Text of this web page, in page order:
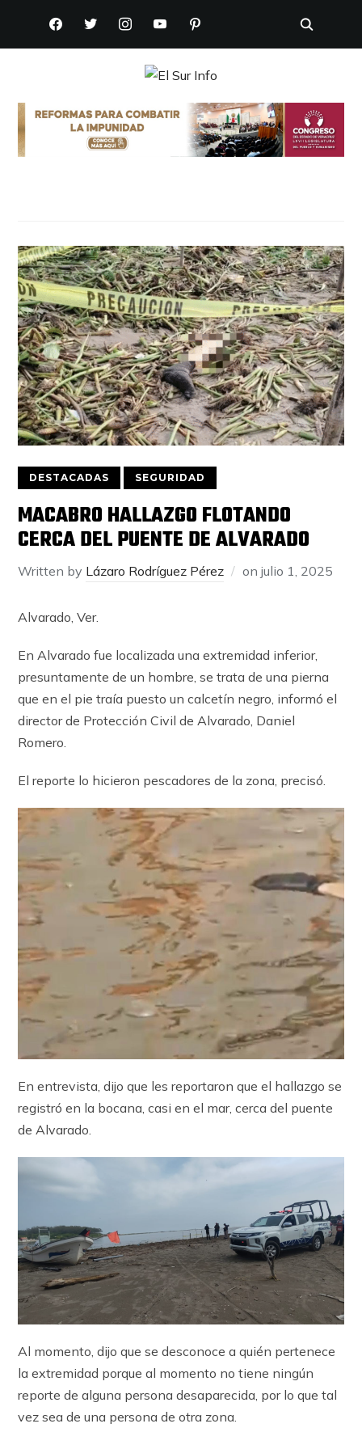
FACEBOOKTWITTERINSTAGRAMYOUTUBEPINTEREST
DESTACADAS SEGURIDAD
MACABRO HALLAZGO FLOTANDO
CERCA DEL PUENTE DE ALVARADO
Written by Lázaro Rodríguez Pérez onjulio 1, 2025
Alvarado, Ver.
En Alvarado fue localizada una extremidad inferior,
presuntamente de un hombre, se trata de una pierna
que en el pie traía puesto un calcetín negro, informó el
director de Protección Civil de Alvarado, Daniel
Romero.
El reporte lo hicieron pescadores de la zona, precisó.
En entrevista, dijo que les reportaron que el hallazgo se
registró en la bocana, casi en el mar, cerca del puente
de Alvarado.
Al momento, dijo que se desconoce a quién pertenece
la extremidad porque al momento no tiene ningún
reporte de alguna persona desaparecida, por lo que tal
vez sea de una persona de otra zona.